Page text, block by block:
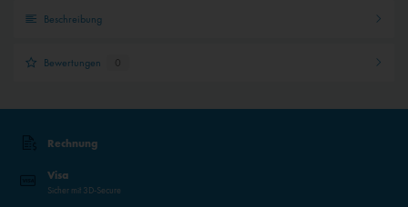
Beschreibung
Bewertungen 0
Rechnung
Visa
Sicher mit 3D-Secure